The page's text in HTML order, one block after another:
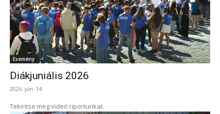
Esemény
Diákjuniális 2026
2026. jún. 14.
Tekintse meg videó riportunkat.